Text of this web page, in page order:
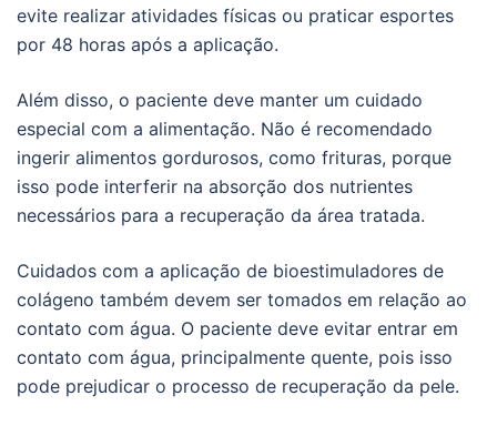
evite realizar atividades físicas ou praticar esportes
por 48 horas após a aplicação.
Além disso, o paciente deve manter um cuidado
especial com a alimentação. Não é recomendado
ingerir alimentos gordurosos, como frituras, porque
isso pode interferir na absorção dos nutrientes
necessários para a recuperação da área tratada.
Cuidados com a aplicação de bioestimuladores de
colágeno também devem ser tomados em relação ao
contato com água. O paciente deve evitar entrar em
contato com água, principalmente quente, pois isso
pode prejudicar o processo de recuperação da pele.